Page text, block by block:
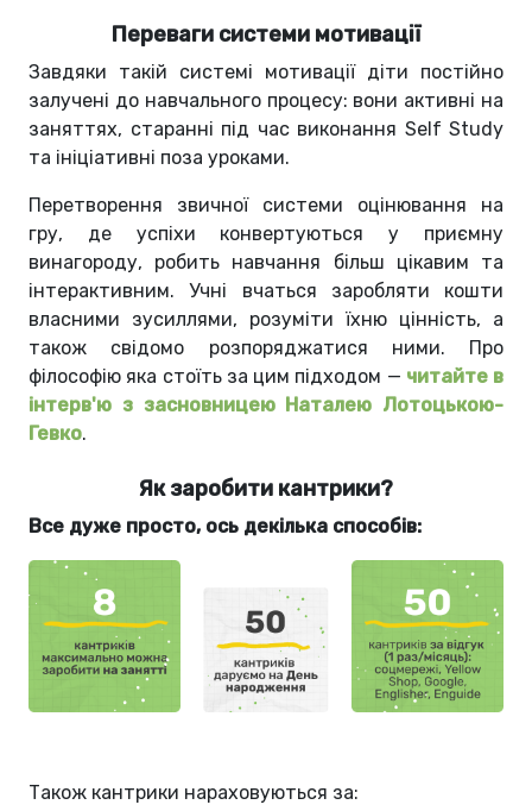
Переваги системи мотивації
Завдяки такій системі мотивації діти постійно
залучені до навчального процесу: вони активні на
заняттях, старанні під час виконання Self Study
та ініціативні поза уроками.
Перетворення звичної системи оцінювання на
гру, де успіхи конвертуються у приємну
винагороду, робить навчання більш цікавим та
інтерактивним. Учні вчаться заробляти кошти
власними зусиллями, розуміти їхню цінність, а
також свідомо розпоряджатися ними. Про
філософію яка стоїть за цим підходом — читайте в
інтерв'ю з засновницею Наталею Лотоцькою-
Гевко.
Як заробити кантрики?
Все дуже просто, ось декілька способів:
Також кантрики нараховуються за: